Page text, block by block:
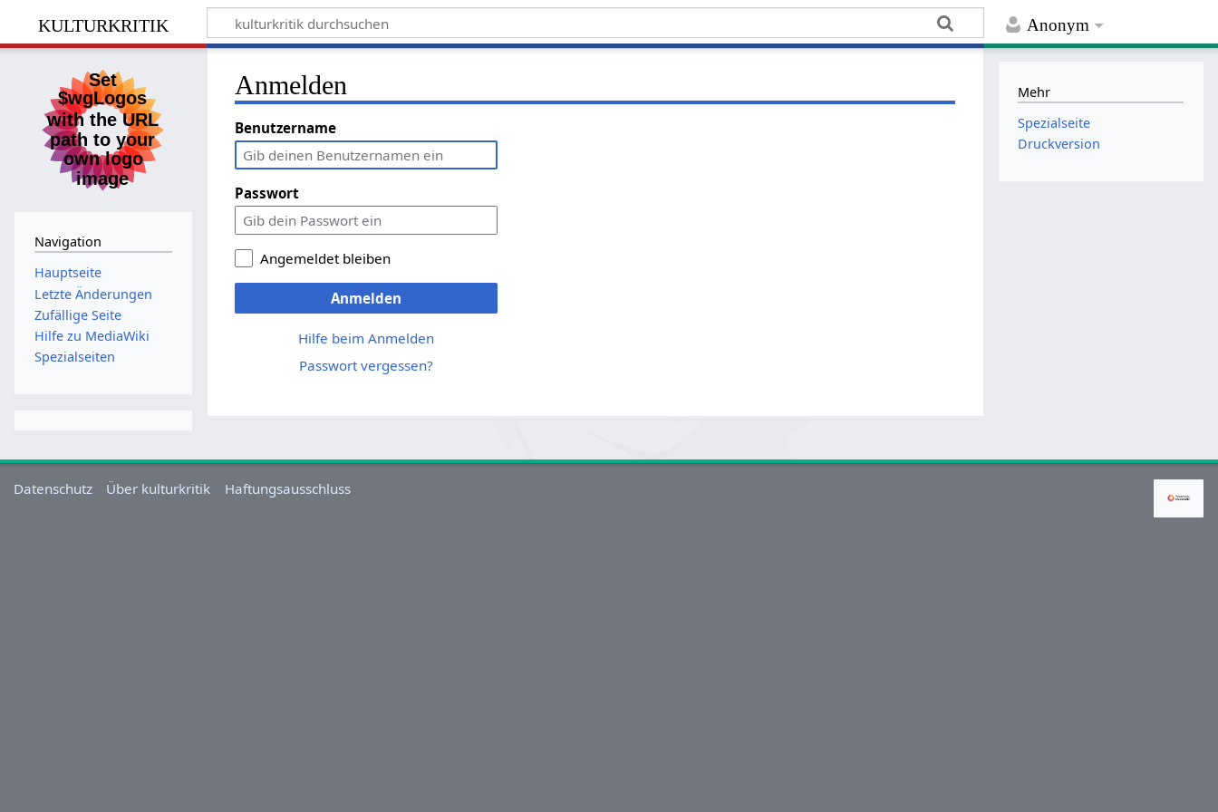
Anonym
kulturkritik
Anmelden
Benutzername
Passwort
Angemeldet bleiben
Anmelden
Hilfe beim Anmelden
Passwort vergessen?
Navigation
Hauptseite
Letzte Änderungen
Zufällige Seite
Hilfe zu MediaWiki
Spezialseiten
Mehr
Spezialseite
Druckversion
Datenschutz Über kulturkritik Haftungsausschluss